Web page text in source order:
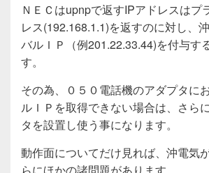
ＮＥＣはupnpで返すIPアドレスはプ
レス(192.168.1.1)を返すのに対し、
バルＩＰ（例201.22.33.44)を付与す
す。
その為、０５０電話機のアダプタに
ルＩＰを取得できない場合は、さら
タを設置し使う事になります。
動作面についてだけ見れば、沖電気
らにほかの諸問題があります。